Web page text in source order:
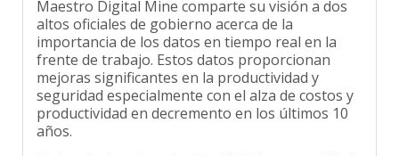
altos oficiales de gobierno acerca de la
importancia de los datos en tiempo real en la
frente de trabajo. Estos datos proporcionan
mejoras significantes en la productividad y
seguridad especialmente con el alza de costos y
productividad en decremento en los últimos 10
años.